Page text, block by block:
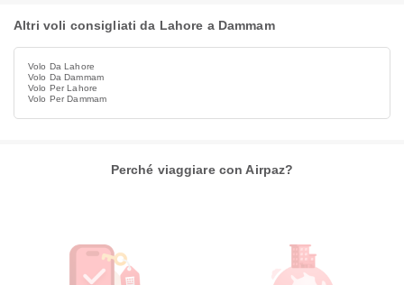
Altri voli consigliati da Lahore a Dammam
Volo Da Lahore
Volo Da Dammam
Volo Per Lahore
Volo Per Dammam
Perché viaggiare con Airpaz?